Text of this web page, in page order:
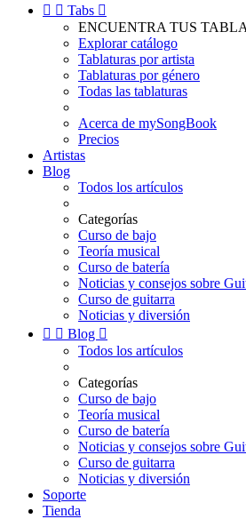
  Tabs 
ENCUENTRA TUS
Explorar catálogo
Tablaturas por artista
Tablaturas por género
Todas las tablaturas
Acerca de mySongBook
Precios
Artistas
Blog
Todos los artículos
Categorías
Curso de bajo
Teoría musical
Curso de batería
Noticias y consejos sobre
Curso de guitarra
Noticias y diversión
  Blog 
Todos los artículos
Categorías
Curso de bajo
Teoría musical
Curso de batería
Noticias y consejos sobre
Curso de guitarra
Noticias y diversión
Soporte
Tienda